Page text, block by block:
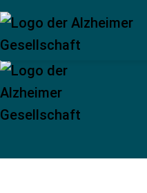
Zum Inhalt springen